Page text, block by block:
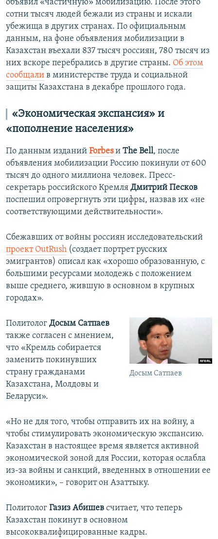
объявил «частичную» мобилизацию. После этого
сотни тысяч людей бежали из страны и искали
убежища в других странах. По официальным
данным, на фоне объявления мобилизации в
Казахстан въехали 837 тысяч россиян, 780 тысяч из
них вскоре перебрались в другие страны. Об этом
сообщали в министерстве труда и социальной
защиты Казахстана в декабре прошлого года.
«Экономическая экспансия» и
«пополнение населения»
По данным изданий Forbesи The Bell, после
объявления мобилизации Россию покинули от 600
тысяч до одного миллиона человек. Пресс-
секретарь российского Кремля Дмитрий Песков
поспешил опровергнуть эти цифры, назвав их «не
соответствующими действительности».
Сбежавших от войны россиян исследовательский
проект OutRush (создает портрет русских
эмигрантов) описал как «хорошо образованную, с
большими ресурсами молодежь с положением
выше среднего, жившую в основном в крупных
городах».
Досым Сатпаев
Политолог Досым Сатпаев
также согласен с мнением,
что «Кремль собирается
заменить покинувших
страну гражданами
Казахстана, Молдовы и
Беларуси».
«Но не для того, чтобы отправить их на войну, а
чтобы стимулировать экономическую экспансию.
Казахстан в настоящее время является активной
экономической зоной для России, которая ослабла
из-за войны и санкций, введенных в отношении ее
экономики», – говорит он Азаттыку.
Политолог Газиз Абишев считает, что теперь
Казахстан покинут в основном
высококвалифицированные кадры.